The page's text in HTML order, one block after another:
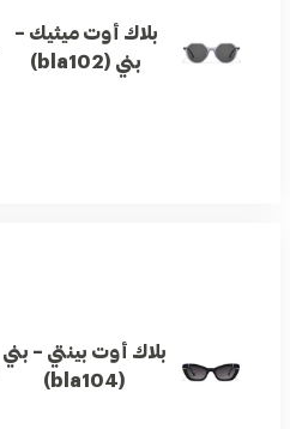
بلاك أوت ميثيك –
بني (bla102)
بلاك أوت بينتي – بني
(bla104)